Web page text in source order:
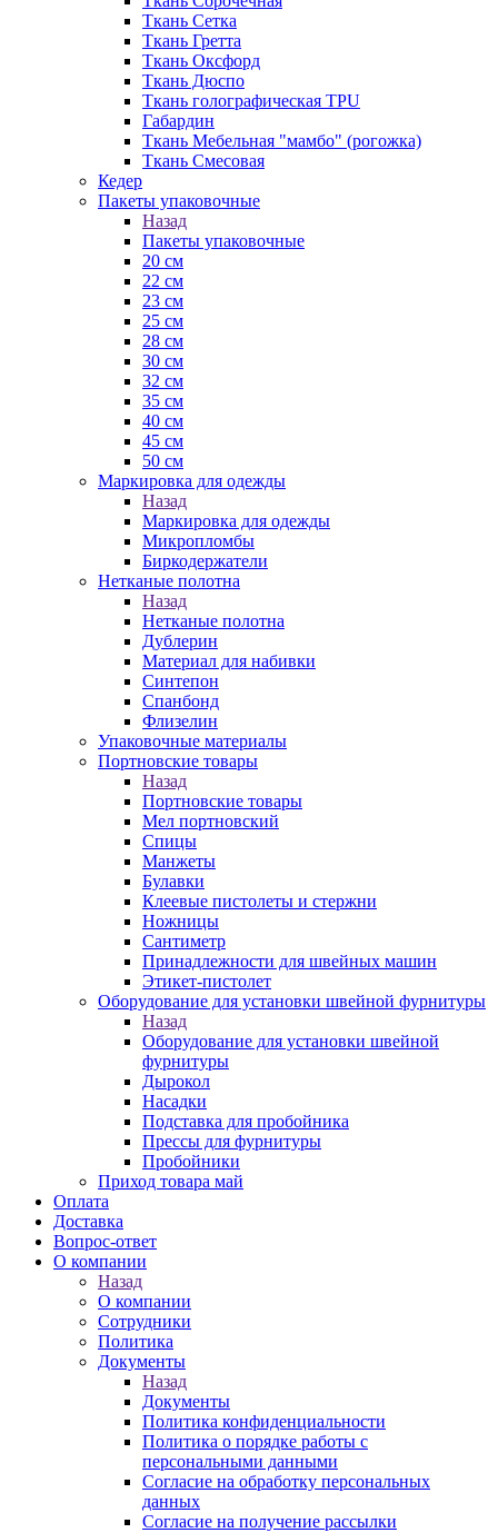
Ткань Сетка
Ткань Гретта
Ткань Оксфорд
Ткань Дюспо
Ткань голографическая TPU
Габардин
Ткань Мебельная "мамбо" (рогожка)
Ткань Смесовая
Кедер
Пакеты упаковочные
Назад
Пакеты упаковочные
20 см
22 см
23 см
25 см
28 см
30 см
32 см
35 см
40 см
45 см
50 см
Маркировка для одежды
Назад
Маркировка для одежды
Микропломбы
Биркодержатели
Нетканые полотна
Назад
Нетканые полотна
Дублерин
Материал для набивки
Синтепон
Спанбонд
Флизелин
Упаковочные материалы
Портновские товары
Назад
Портновские товары
Мел портновский
Спицы
Манжеты
Булавки
Клеевые пистолеты и стержни
Ножницы
Сантиметр
Принадлежности для швейных машин
Этикет-пистолет
Оборудование для установки швейной фурнитуры
Назад
Оборудование для установки швейной
фурнитуры
Дырокол
Насадки
Подставка для пробойника
Прессы для фурнитуры
Пробойники
Приход товара май
Оплата
Доставка
Вопрос-ответ
О компании
Назад
О компании
Сотрудники
Политика
Документы
Назад
Документы
Политика конфиденциальности
Политика о порядке работы с
персональными данными
Согласие на обработку персональных
данных
Согласие на получение рассылки